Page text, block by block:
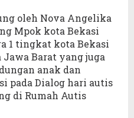
oleh Nova Angelika
Mpok kota Bekasi
1 tingkat kota Bekasi
Barat yang juga
anak dan
pada Dialog hari autis
di Rumah Autis